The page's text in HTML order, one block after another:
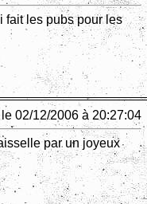
fait les pubs pour les
le 02/12/2006 à 20:27:04
par un joyeux